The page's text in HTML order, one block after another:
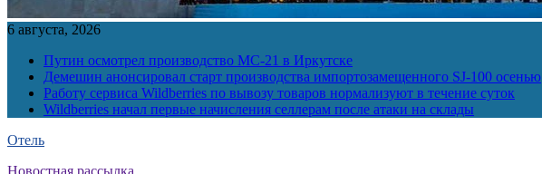
6 августа, 2026
Путин осмотрел производство МС-21 в Иркутске
Демешин анонсировал старт производства импортозамещенного SJ-100 осенью
Работу сервиса Wildberries по вывозу товаров нормализуют в течение суток
Wildberries начал первые начисления селлерам после атаки на склады
Отель
Новостная рассылка